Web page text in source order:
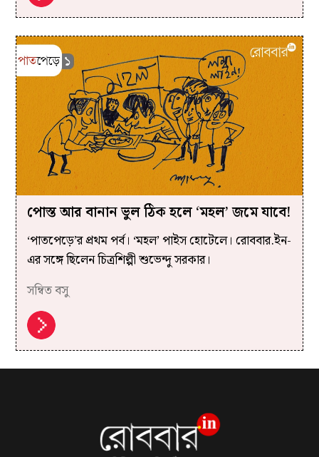
পোস্ত আর বানান ভুল ঠিক হলে ‘মহল’ জমে যাবে!
‘পাতপেড়ে’র প্রথম পর্ব। ‘মহল’ পাইস হোটেলে। রোববার.ইন-
এর সঙ্গে ছিলেন চিত্রশিল্পী শুভেন্দু সরকার।
সম্বিত বসু